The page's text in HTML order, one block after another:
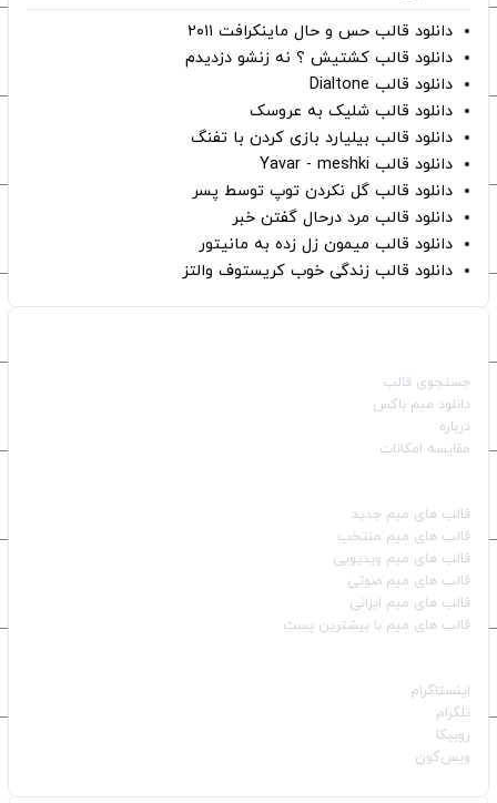
دانلود قالب حس و حال ماینکرافت ۲۰۱۱
دانلود قالب کشتیش ؟ نه زنشو دزدیدم
دانلود قالب Dialtone
دانلود قالب شلیک به عروسک
دانلود قالب بیلیارد بازی کردن با تفنگ
دانلود قالب Yavar - meshki
دانلود قالب گل نکردن توپ توسط پسر
دانلود قالب مرد درحال گفتن خبر
دانلود قالب میمون زل زده به مانیتور
دانلود قالب زندگی خوب کریستوف والتز
جستجوی قالب
دانلود میم باکس
درباره
مقایسه امکانات
قالب‌ های میم جدید
قالب‌ های میم منتخب
قالب‌ های میم ویدیویی
قالب‌ های میم صوتی
قالب‌ های میم ایرانی
قالب‌ های میم با بیشترین پست
اینستاگرام
تلگرام
روبیکا
ویس‌گون